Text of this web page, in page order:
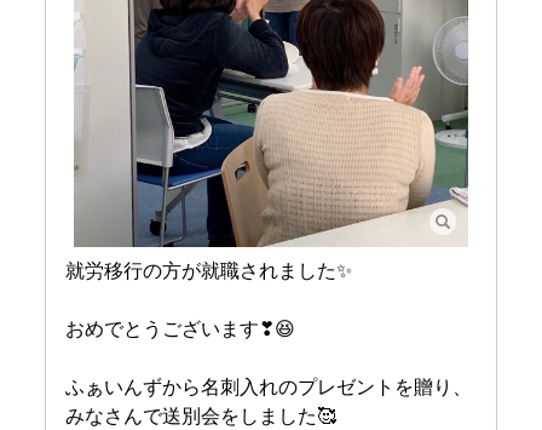
就労移行の方が就職されました✨
おめでとうございます❣😆
ふぁいんずから名刺入れのプレゼントを贈り、
みなさんで送別会をしました🥰